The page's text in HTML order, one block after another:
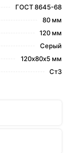
ГОСТ 8645-68
80 мм
120 мм
Серый
120х80х5 мм
Ст3